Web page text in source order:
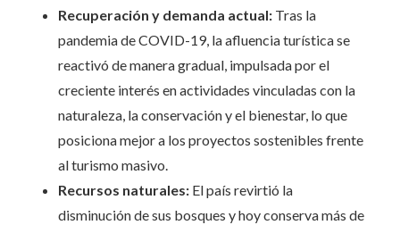
Recuperación y demanda actual: Tras la
pandemia de COVID-19, la afluencia turística se
reactivó de manera gradual, impulsada por el
creciente interés en actividades vinculadas con la
naturaleza, la conservación y el bienestar, lo que
posiciona mejor a los proyectos sostenibles frente
al turismo masivo.
Recursos naturales: El país revirtió la
disminución de sus bosques y hoy conserva más de